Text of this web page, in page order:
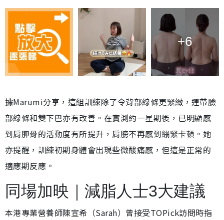
+6
據Marumi分享，這組訓練除了令背部線條更緊緻，連帶臉
部線條和雙下巴亦有改善。在實測約一星期後，已明顯感
到肩胛骨的活動度有所提升，肩膀不再感到繃緊卡頓。她
亦提醒，訓練初期身體會出現些微酸痛感，但這是正常的
適應期反應。
同場加映｜減脂人士3大建議
本港專業營養師陳宣希（Sarah）曾接受TOPick訪問時指